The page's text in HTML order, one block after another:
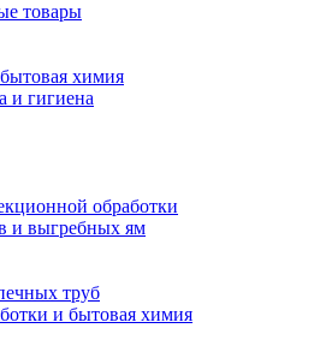
товары
химия
и гигиена
обработки
и выгребных ям
труб
и бытовая химия